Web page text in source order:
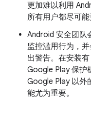
更加难以利用
所有用户都尽可能
Android 安全团队
监控滥用行为，
出警告。在安装有
Google Play 保护
Google Play 以外
能尤为重要。